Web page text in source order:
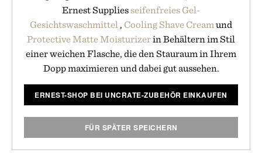
Ernest Suppliesseifenfreies Gel-
Gesichtswaschmittel , Cooling Shave Creamund
Protective Matte Moisturizerin Behältern im Stil
einer weichen Flasche, die den Stauraum in Ihrem
Dopp maximieren und dabei gut aussehen.
ERNEST-SHOP BEI UNCRATE-ZUBEHÖR EINKAUFEN
FÜR SPÄTER SPEICHERN